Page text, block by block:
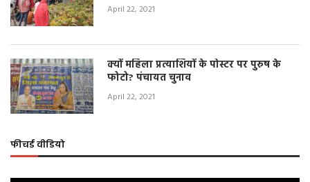
April 22, 2021
क्यों महिला प्रत्याशियों के पोस्टर पर पुरुष के
फोटो? पंचायत चुनाव
April 22, 2021
फीचर्ड वीडियो